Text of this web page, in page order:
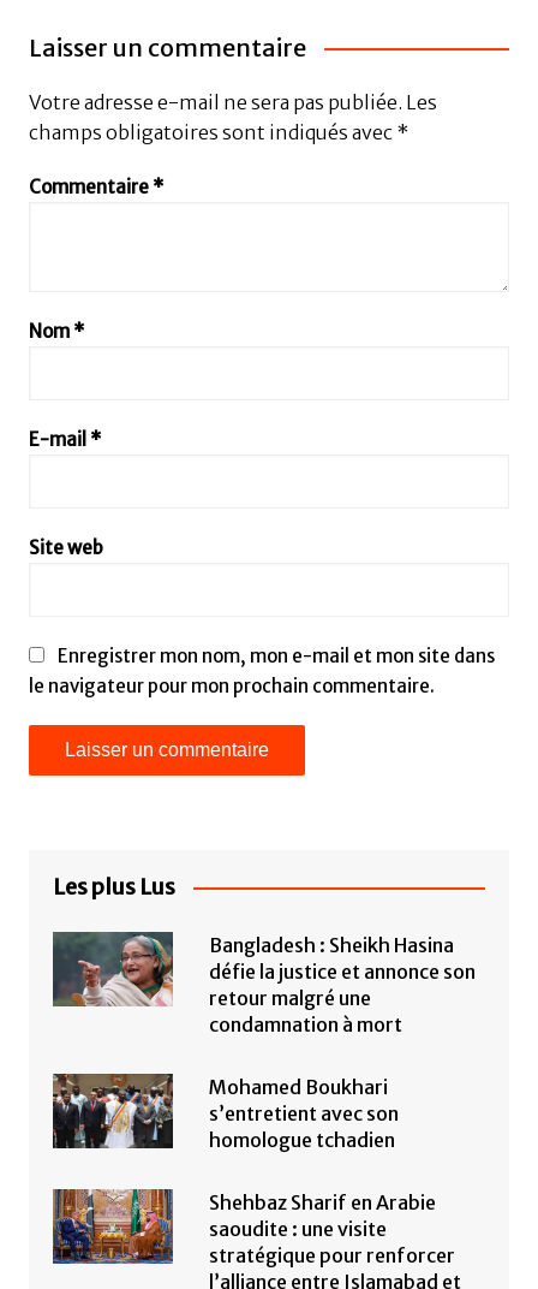
Laisser un commentaire
Votre adresse e-mail ne sera pas publiée. Les
champs obligatoires sont indiqués avec *
Commentaire *
Nom *
E-mail *
Site web
Enregistrer mon nom, mon e-mail et mon site dans
le navigateur pour mon prochain commentaire.
Les plus Lus
Bangladesh : Sheikh Hasina
défie la justice et annonce son
retour malgré une
condamnation à mort
Mohamed Boukhari
s’entretient avec son
homologue tchadien
Shehbaz Sharif en Arabie
saoudite : une visite
stratégique pour renforcer
l’alliance entre Islamabad et